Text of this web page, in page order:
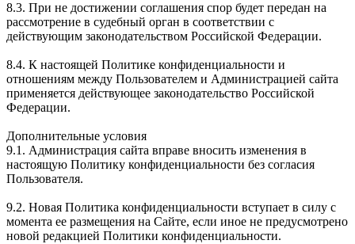
8.3. При не достижении соглашения спор будет передан на
рассмотрение в судебный орган в соответствии с
действующим законодательством Российской Федерации.
8.4. К настоящей Политике конфиденциальности и
отношениям между Пользователем и Администрацией сайта
применяется действующее законодательство Российской
Федерации.
Дополнительные условия
9.1. Администрация сайта вправе вносить изменения в
настоящую Политику конфиденциальности без согласия
Пользователя.
9.2. Новая Политика конфиденциальности вступает в силу с
момента ее размещения на Сайте, если иное не предусмотрено
новой редакцией Политики конфиденциальности.